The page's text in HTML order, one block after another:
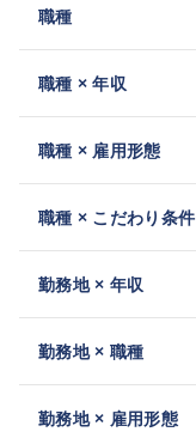
職種
職種 × 年収
職種 × 雇用形態
職種 × こだわり条件
勤務地 × 年収
勤務地 × 職種
勤務地 × 雇用形態